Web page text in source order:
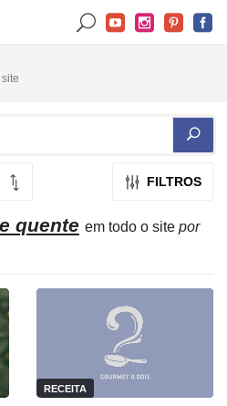
FILTROS
quente em todo o site por
RECEITA